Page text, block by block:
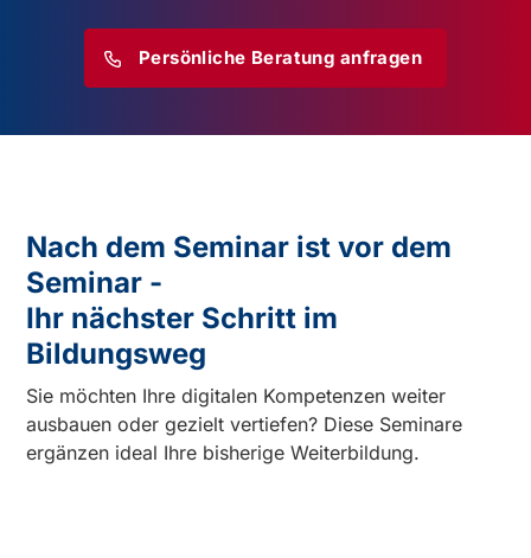
Persönliche Beratung anfragen
Nach dem Seminar ist vor dem
Seminar -
Ihr nächster Schritt im
Bildungsweg
Sie möchten Ihre digitalen Kompetenzen weiter
ausbauen oder gezielt vertiefen? Diese Seminare
ergänzen ideal Ihre bisherige Weiterbildung.